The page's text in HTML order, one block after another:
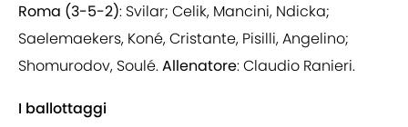
Roma (3-5-2): Svilar; Celik, Mancini, Ndicka;
Saelemaekers, Koné, Cristante, Pisilli, Angelino;
Shomurodov, Soulé.Allenatore: Claudio Ranieri.
I ballottaggi